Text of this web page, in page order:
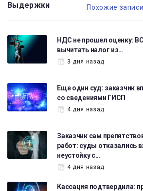
Выдержки Похожие записи
НДС не прошел оценку:
вычитать налог из…
3 дня назад
Еще один суд: заказчик
со сведениями ГИСП
4 дня назад
Заказчик сам
работ: суды отказались
неустойку с…
4 дня назад
Кассация подтвердила: